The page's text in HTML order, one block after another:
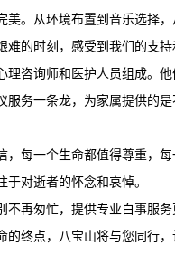
。从环境布置到音乐选择
的时刻，感受到我们的支持
咨询师和医护人员组成。
服务一条龙，为家属提供的
每一个生命都值得尊重，
对逝者的怀念和哀悼。
不再匆忙，提供专业白事服
终点，八宝山将与您同行，